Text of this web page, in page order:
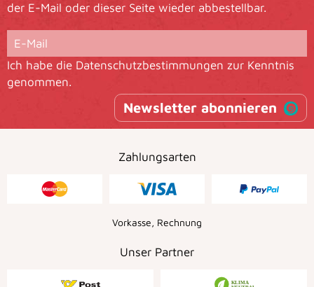
der E-Mail oder dieser Seite wieder abbestellbar.
Ich habe die Datenschutzbestimmungen zur Kenntnis
genommen.
Newsletter abonnieren
Zahlungsarten
Vorkasse, Rechnung
Unser Partner